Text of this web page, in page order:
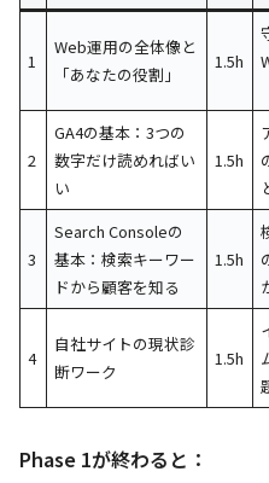
1
Web運用の全体像と
「あなたの役割」
1.5h
2
GA4の基本：3つの
数字だけ読めればい
い
1.5h
3
Search Consoleの
基本：検索キーワー
ドから顧客を知る
1.5h
4
自社サイトの現状診
断ワーク
1.5h
Phase 1が終わると：